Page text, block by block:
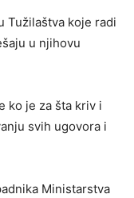
Tužilaštva koje radi
u njihovu
ko je za šta kriv i
svih ugovora i
Ministarstva